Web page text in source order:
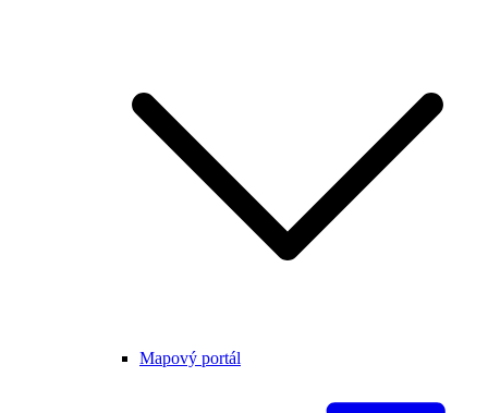
Mapový portál